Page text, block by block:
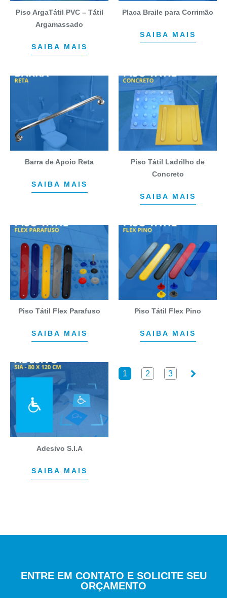
Piso ArgaTátil PVC – Tátil
Argamassado
SAIBA MAIS
Placa Braile para Corrimão
SAIBA MAIS
Barra de Apoio Reta
SAIBA MAIS
Piso Tátil Ladrilho de
Concreto
SAIBA MAIS
Piso Tátil Flex Parafuso
SAIBA MAIS
Piso Tátil Flex Pino
SAIBA MAIS
Adesivo S.I.A
SAIBA MAIS
1 2 3
ENTRE EM CONTATO E SOLICITE SEU
ORÇAMENTO